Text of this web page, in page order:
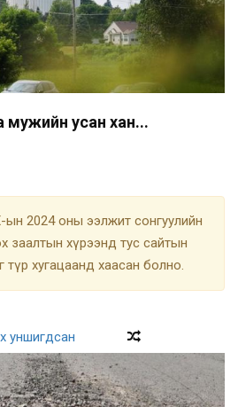
усан хан...
2024 оны ээлжит сонгуулийн
заалтын хүрээнд тус сайтын
түр хугацаанд хаасан болно.
уншигдсан